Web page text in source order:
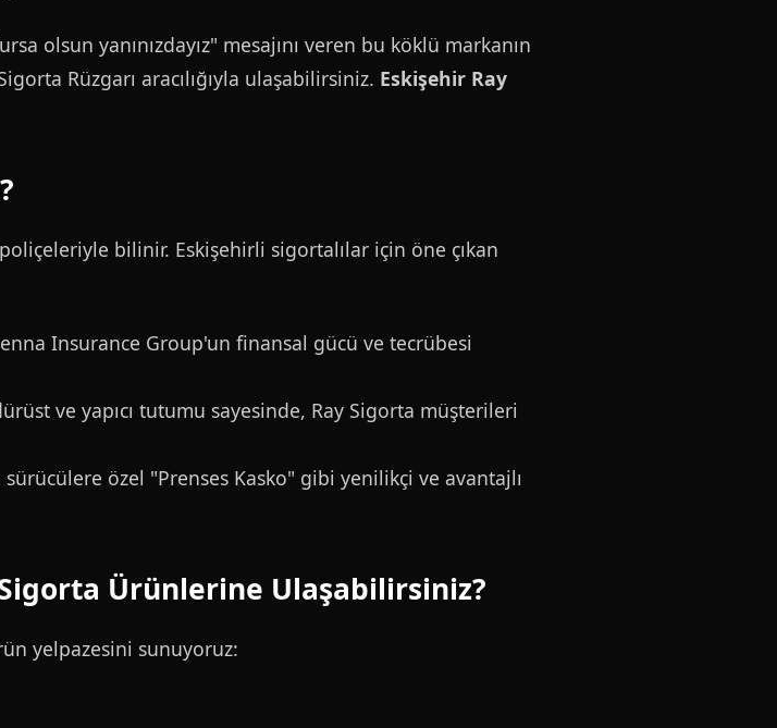
olsun yanınızdayız" mesajını veren bu köklü markanın
Rüzgarı aracılığıyla ulaşabilirsiniz. Eskişehir Ray
bilinir. Eskişehirli sigortalılar için öne çıkan
Insurance Group'un finansal gücü ve tecrübesi
ve yapıcı tutumu sayesinde, Ray Sigorta müşterileri
özel "Prenses Kasko" gibi yenilikçi ve avantajlı
Ürünlerine Ulaşabilirsiniz?
yelpazesini sunuyoruz: